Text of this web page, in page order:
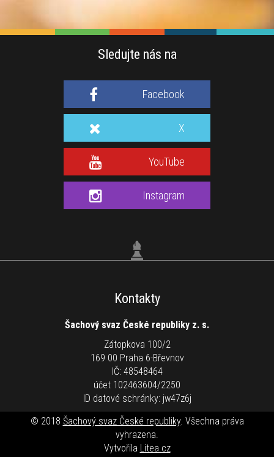
Sledujte nás na
Facebook
X
YouTube
Instagram
Kontakty
Šachový svaz České republiky z. s.
Zátopkova 100/2
169 00 Praha 6-Břevnov
IČ: 48548464
účet 102463604/2250
ID datové schránky: jw47z6j
© 2018 Šachový svaz České republiky. Všechna práva
vyhrazena.
Vytvořila Litea.cz